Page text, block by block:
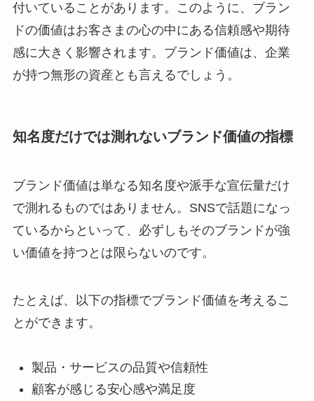
付いていることがあります。このように、ブラン
ドの価値はお客さまの心の中にある信頼感や期待
感に大きく影響されます。ブランド価値は、企業
が持つ無形の資産とも言えるでしょう。
知名度だけでは測れないブランド価値の指標
ブランド価値は単なる知名度や派手な宣伝量だけ
で測れるものではありません。SNSで話題になっ
ているからといって、必ずしもそのブランドが強
い価値を持つとは限らないのです。
たとえば、以下の指標でブランド価値を考えるこ
とができます。
製品・サービスの品質や信頼性
顧客が感じる安心感や満足度